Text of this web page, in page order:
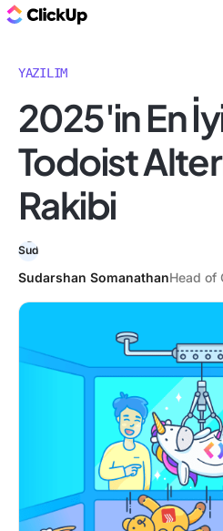
YAZILIM
2025'in En
Todoist
Rakibi
Sudarshan SomanathanHead of